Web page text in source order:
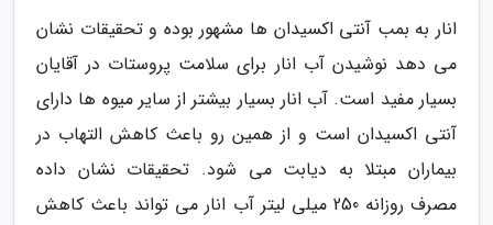
انار به بمب آنتی اکسیدان ها مشهور بوده و تحقیقات نشان
می دهد نوشیدن آب انار برای سلامت پروستات در آقایان
بسیار مفید است. آب انار بسیار بیشتر از سایر میوه ها دارای
آنتی اکسیدان است و از همین رو باعث کاهش التهاب در
بیماران مبتلا به دیابت می شود. تحقیقات نشان داده
مصرف روزانه 250 میلی لیتر آب انار می تواند باعث کاهش